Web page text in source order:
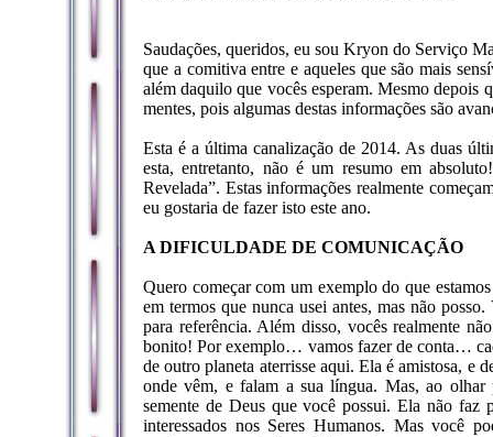
Saudações, queridos, eu sou Kryon do Serviço
que a comitiva entre e aqueles que são mais
além daquilo que vocês esperam. Mesmo depois
mentes, pois algumas destas informações são
Esta é a última canalização de 2014. As duas
esta, entretanto, não é um resumo em
Revelada”. Estas informações realmente
eu gostaria de fazer isto este ano.
A DIFICULDADE DE COMUNICAÇÃO
Quero começar com um exemplo do que
em termos que nunca usei antes, mas não
para referência. Além disso, vocês realmente
bonito! Por exemplo… vamos fazer de conta…
de outro planeta aterrisse aqui. Ela é amistosa, e
onde vêm, e falam a sua língua. Mas, ao
semente de Deus que você possui. Ela não faz
interessados nos Seres Humanos. Mas você